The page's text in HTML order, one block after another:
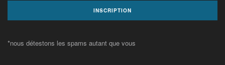
*nous détestons les spams autant que vous